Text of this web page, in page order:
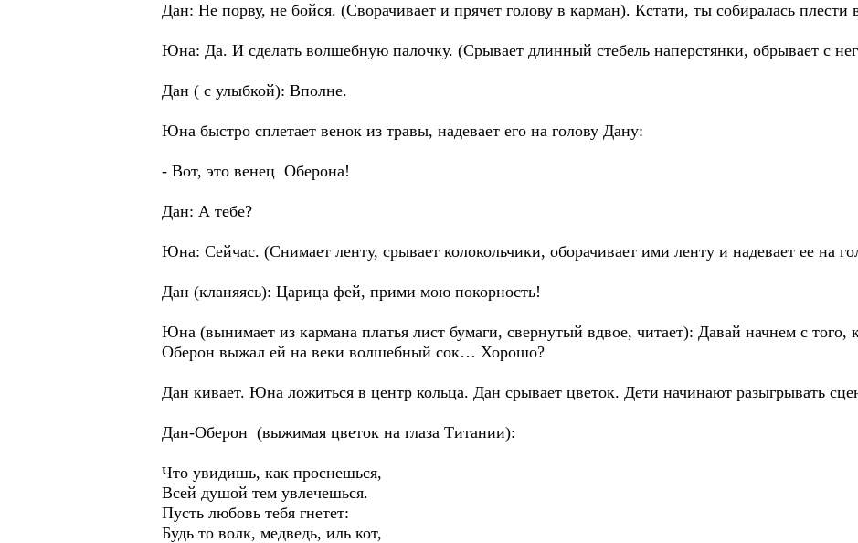
Дан: Не порву, не бойся. (Сворачивает и прячет голову в карман). Кстати, ты собиралась плести
Юна: Да. И сделать волшебную палочку. (Срывает длинный стебель наперстянки, обрывает с
Дан ( с улыбкой): Вполне.
Юна быстро сплетает венок из травы, надевает его на голову Дану:
- Вот, это венец Оберона!
Дан: А тебе?
Юна: Сейчас. (Снимает ленту, срывает колокольчики, оборачивает ими ленту и надевает ее на
Дан (кланяясь): Царица фей, прими мою покорность!
Юна (вынимает из кармана платья лист бумаги, свернутый вдвое, читает): Давай начнем с того,
Оберон выжал ей на веки волшебный сок… Хорошо?
Дан кивает. Юна ложиться в центр кольца. Дан срывает цветок. Дети начинают разыгрывать
Дан-Оберон (выжимая цветок на глаза Титании):
Что увидишь, как проснешься,
Всей душой тем увлечешься.
Пусть любовь тебя гнетет:
Будь то волк, медведь, иль кот,